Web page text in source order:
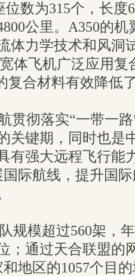
位数为315个，长度
公里。A350的
体力学技术和风洞
体飞机广泛应用
复合材料有效降低
贯彻落实“一带一
关键期，同时也是
有强大远程飞行能
际航线，提升国
规模超过560架，
；通过天合联盟的
地区的1057个目